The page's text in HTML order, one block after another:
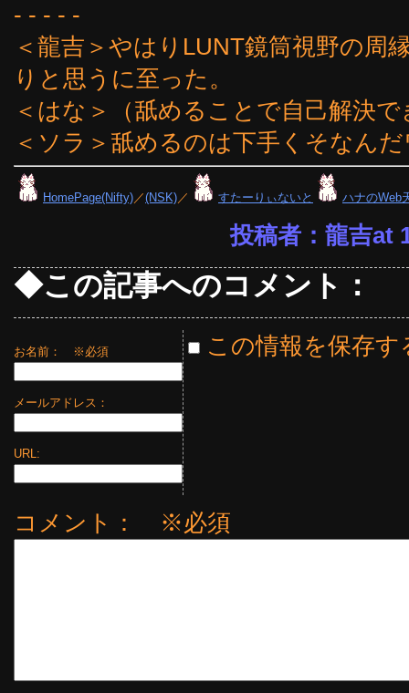
- - - - -
＜龍吉＞やはりLUNT鏡筒視野の周
りと思うに至った。
＜はな＞（舐めることで自己解決
＜ソラ＞舐めるのは下手くそなん
HomePage(Nifty)／(NSK)／ すたーりぃないと ハナのWeb
投稿者：龍吉at
◆この記事へのコメント：
お名前： ※必須
メールアドレス：
URL:
この情報を保存す
コメント： ※必須